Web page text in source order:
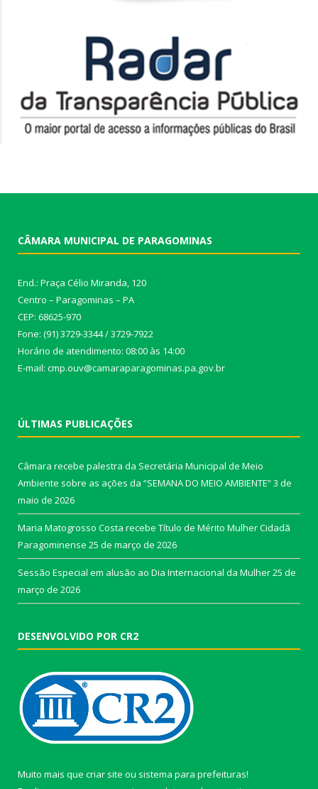
CÂMARA MUNICIPAL DE PARAGOMINAS
End.: Praça Célio Miranda, 120
Centro – Paragominas – PA
CEP: 68625-970
Fone: (91) 3729-3344 / 3729-7922
Horário de atendimento: 08:00 às 14:00
E-mail: cmp.ouv@camaraparagominas.pa.gov.br
ÚLTIMAS PUBLICAÇÕES
Câmara recebe palestra da Secretária Municipal de Meio
Ambiente sobre as ações da “SEMANA DO MEIO AMBIENTE”3 de
maio de 2026
Maria Matogrosso Costa recebe Título de Mérito Mulher Cidadã
Paragominense 25 de março de 2026
Sessão Especial em alusão ao Dia Internacional da Mulher25 de
março de 2026
DESENVOLVIDO POR CR2
Muito mais que criar site ou sistema para prefeituras!